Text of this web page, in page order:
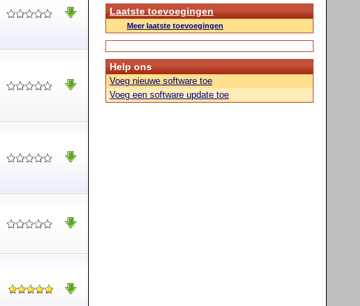
Laatste toevoegingen
Meer laatste toevoegingen
Help ons
Voeg nieuwe software toe
Voeg een software update toe